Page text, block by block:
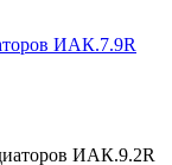
ИАК.7.9R